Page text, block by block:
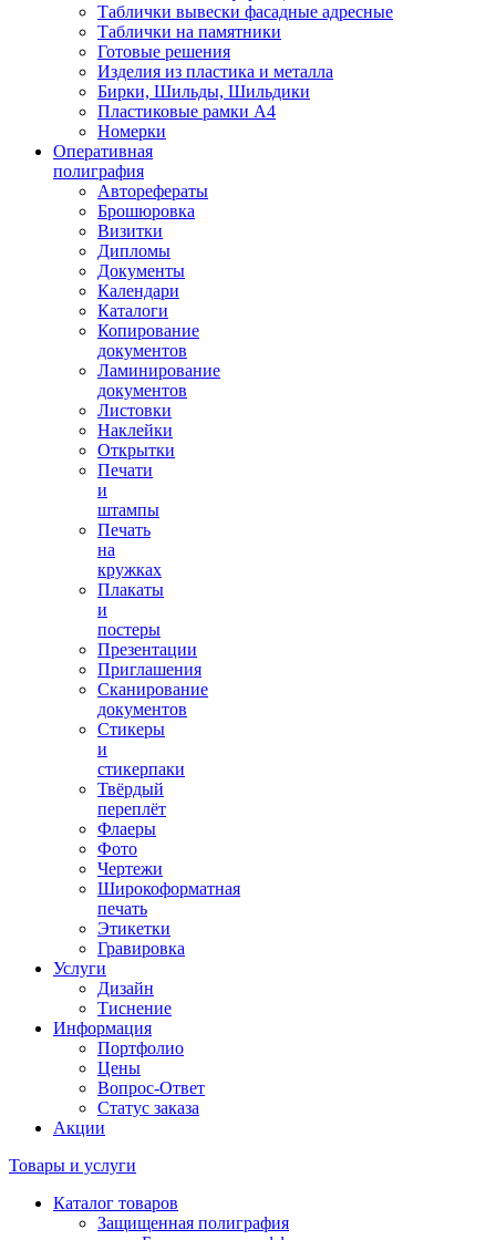
Таблички вывески фасадные адресные
Таблички на памятники
Готовые решения
Изделия из пластика и металла
Бирки, Шильды, Шильдики
Пластиковые рамки А4
Номерки
Оперативная
полиграфия
Авторефераты
Брошюровка
Визитки
Дипломы
Документы
Календари
Каталоги
Копирование
документов
Ламинирование
документов
Листовки
Наклейки
Открытки
Печати
и
штампы
Печать
на
кружках
Плакаты
и
постеры
Презентации
Приглашения
Сканирование
документов
Стикеры
и
стикерпаки
Твёрдый
переплёт
Флаеры
Фото
Чертежи
Широкоформатная
печать
Этикетки
Гравировка
Услуги
Дизайн
Тиснение
Информация
Портфолио
Цены
Вопрос-Ответ
Статус заказа
Акции
Товары и услуги
Каталог товаров
Защищенная полиграфия